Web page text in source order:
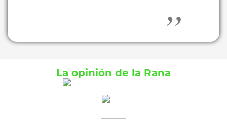
La opinión de la Rana